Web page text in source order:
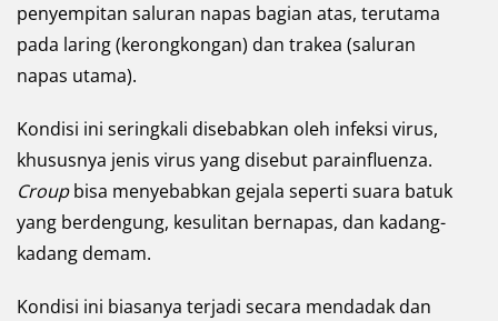
penyempitan saluran napas bagian atas, terutama
pada laring (kerongkongan) dan trakea (saluran
napas utama).
Kondisi ini seringkali disebabkan oleh infeksi virus,
khususnya jenis virus yang disebut parainfluenza.
Croupbisa menyebabkan gejala seperti suara batuk
yang berdengung, kesulitan bernapas, dan kadang-
kadang demam.
Kondisi ini biasanya terjadi secara mendadak dan